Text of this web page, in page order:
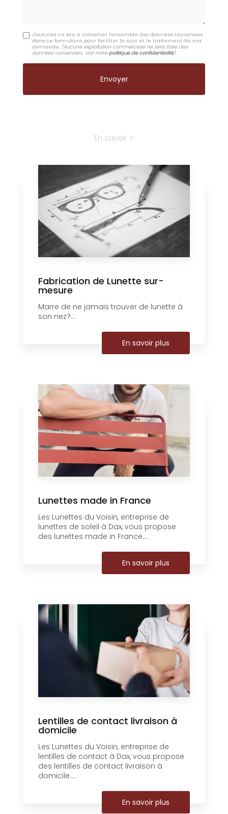
J'autorise ce site à conserver l'ensemble des données transmises
dans ce formulaire pour faciliter le suivi et le traitement de ma
demande. (Aucune exploitation commerciale ne sera faite des
données conservées. Voir notrepolitique de confidentialité)
En savoir +
Fabrication de Lunette sur-
mesure
Marre de ne jamais trouver de lunette à
son nez?...
En savoir plus
Lunettes made in France
Les Lunettes du Voisin, entreprise de
lunettes de soleil à Dax, vous propose
des lunettes made in France....
En savoir plus
Lentilles de contact livraison à
domicile
Les Lunettes du Voisin, entreprise de
lentilles de contact à Dax, vous propose
des lentilles de contact livraison à
domicile....
En savoir plus